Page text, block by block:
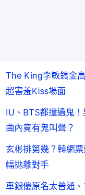
The King李敏鎬金
超害羞Kiss場面
IU、BTS都撞過鬼
曲內竟有鬼叫聲？
玄彬排第幾？韓網
幅拋離對手
車銀優原名太普通